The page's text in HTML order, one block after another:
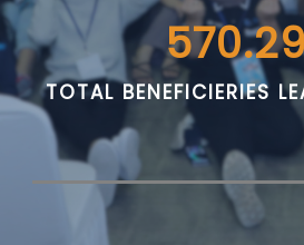
TOTAL BENEFICIERIES